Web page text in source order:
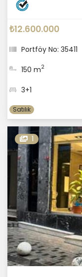
₺12.600.000
Portföy No: 35411
150 m2
3+1
Satılık
1